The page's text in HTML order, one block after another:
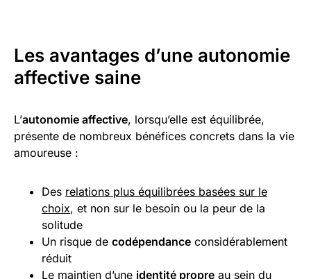
Les avantages d’une autonomie
affective saine
L’autonomie affective, lorsqu’elle est équilibrée,
présente de nombreux bénéfices concrets dans la vie
amoureuse :
Des relations plus équilibrées basées sur le
choix, et non sur le besoin ou la peur de la
solitude
Un risque de codépendance considérablement
réduit
Le maintien d’une identité propre au sein du